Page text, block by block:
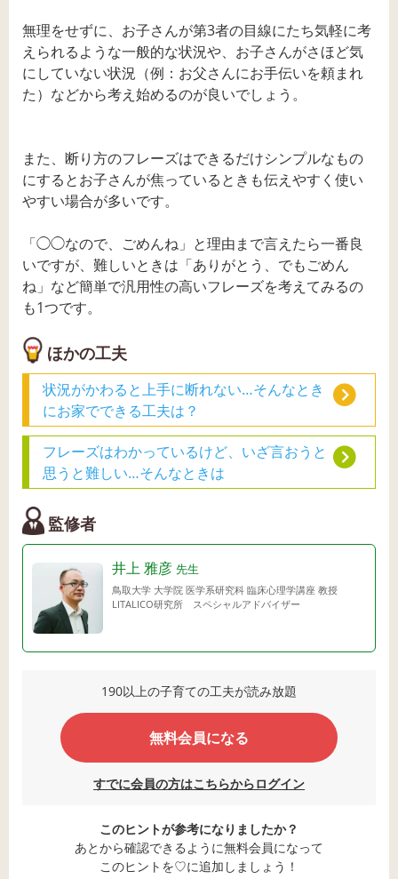
無理をせずに、お子さんが第3者の目線にたち気軽に考
えられるような一般的な状況や、お子さんがさほど気
にしていない状況（例：お父さんにお手伝いを頼まれ
た）などから考え始めるのが良いでしょう。
また、断り方のフレーズはできるだけシンプルなもの
にするとお子さんが焦っているときも伝えやすく使い
やすい場合が多いです。
「◯◯なので、ごめんね」と理由まで言えたら一番良
いですが、難しいときは「ありがとう、でもごめん
ね」など簡単で汎用性の高いフレーズを考えてみるの
も1つです。
ほかの工夫
状況がかわると上手に断れない…そんなとき
にお家でできる工夫は？
フレーズはわかっているけど、いざ言おうと
思うと難しい…そんなときは
監修者
井上 雅彦 先生
鳥取大学 大学院 医学系研究科 臨床心理学講座 教授
LITALICO研究所 スペシャルアドバイザー
190以上の子育ての工夫が読み放題
無料会員になる
すでに会員の方はこちらからログイン
このヒントが参考になりましたか？
あとから確認できるように無料会員になって
このヒントを♡に追加しましょう！